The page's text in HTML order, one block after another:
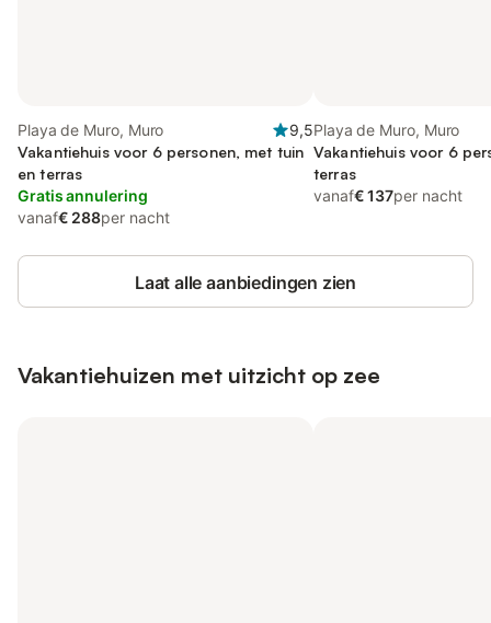
Playa de Muro, Muro
9,5
Vakantiehuis voor 6 personen, met tuin
en terras
Gratis annulering
vanaf€ 288per nacht
Playa de Muro, Muro
Vakantiehuis voor 6
terras
vanaf€ 137per nacht
Laat alle aanbiedingen zien
Vakantiehuizen met uitzicht op zee